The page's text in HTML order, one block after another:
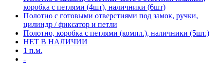
коробка с петлями (4шт), наличники (6шт)
Полотно с готовыми отверстиями под замок, ручки,
цилиндр / фиксатор и петли
Полотно, коробка с петлями (компл.), наличники (5шт.)
НЕТ В НАЛИЧИИ
1 п.м.
-